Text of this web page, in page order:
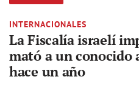
INTERNACIONALES
La Fiscalía israelí
mató a un conocido
hace un año